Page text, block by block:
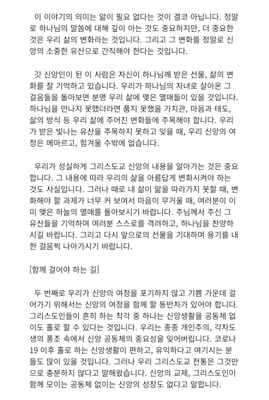
이 이야기의 의미는 앎이 필요 없다는 것이 결코 아닙니다. 정말
로 하나님의 말씀에 대해 깊이 아는 것도 중요하지만, 더 중요한
것은 우리 삶의 변화라는 것입니다. 그리고 그 변화를 정말로 신
앙의 소중한 유산으로 간직해야 한다는 것입니다.
갓 신앙인이 된 이 사람은 자신이 하나님께 받은 선물, 삶의 변
화를 잘 기억하고 있습니다. 우리가 하나님의 자녀로 살아온 그
걸음들을 돌아보면 분명 우리 삶에 맺은 열매들이 있을 것입니다.
하나님을 만나지 못했더라면 품지 못했을 가치관, 마음과 태도,
삶의 방식 등 우리 삶에 주어진 변화들에 주목해야 합니다. 우리
가 받은 빛나는 유산을 주목하지 못하고 잊을 때, 우리 신앙의 여
정은 메마르고, 힘겨울 수밖에 없습니다.
우리가 성실하게 그리스도교 신앙의 내용을 알아가는 것은 중요
합니다. 그 내용에 따라 우리의 삶을 아름답게 변화시켜야 하는
것도 사실입니다. 그러나 때로 내 삶이 앎을 따라가지 못할 때, 변
화해야 할 과제가 너무 커 보여서 마음이 무거울 때, 여러분이 이
미 맺은 하늘의 열매를 돌아보시기 바랍니다. 주님께서 주신 그
유산들을 기억하며 여러분 스스로를 격려하고, 하나님을 찬양하
시길 바랍니다. 그리고 다시 앞으로의 선물을 기대하며 용기를 내
한 걸음씩 나아가시기 바랍니다.
[함께 걸어야 하는 길]
두 번째로 우리가 신앙의 여정을 포기하지 않고 기쁨 가운데 걸
어가기 위해서는 신앙의 여정을 함께 할 동반자가 있어야 합니다.
그리스도인들이 흔히 하는 착각 중 하나는 신앙생활을 공동체 없
이도 홀로 할 수 있다는 것입니다. 우리는 종종 개인주의, 각자도
생의 풍조 속에서 신앙 공동체의 중요성을 잊어버립니다. 코로나
19 이후 홀로 하는 신앙생활이 편하고, 유익하다고 여기시는 분
들도 많이 있을 것입니다. 그러나 우리 그리스도교 전통은 그것만
으로 충분하지 않다고 말해왔습니다. 신앙의 교제, 그리스도인이
함께 모이는 공동체 없이는 신앙의 성장도 없다고 말합니다.